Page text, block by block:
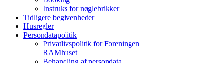
Instruks for nøglebrikker
Tidligere begivenheder
Husregler
Persondatapolitik
Privatlivspolitik for Foreningen
RAMhuset
Behandling af persondata